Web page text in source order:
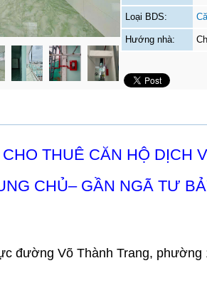
Loại BDS:
Hướng nhà:
THUÊ CĂN HỘ DỊCH
CHỦ– GẦN NGÃ TƯ
đường Võ Thành Trang, phường